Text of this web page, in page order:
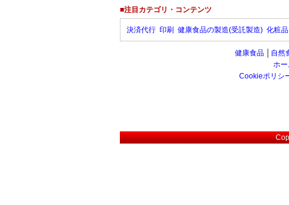
■注目カテゴリ・コンテンツ
決済代行 印刷 健康食品の製造(受託製造) 化粧品
健康食品 自然
ホー
Cookieポリシ